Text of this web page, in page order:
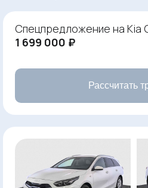
Спецпредложение на Kia
1 699 000 ₽
Рассчитать